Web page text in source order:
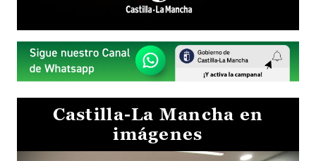
Castilla-La Mancha en
imágenes